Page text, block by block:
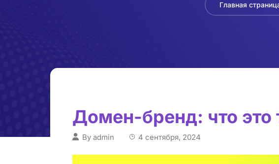
Главная
Домен-бренд: что это
By admin 4 сентября, 2024